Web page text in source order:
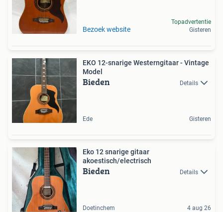
Bezoek website
Topadvertentie
Gisteren
EKO 12-snarige Westerngitaar - Vintage
Model
Bieden Details
Ede Gisteren
Eko 12 snarige gitaar
akoestisch/electrisch
Bieden Details
Doetinchem 4 aug 26